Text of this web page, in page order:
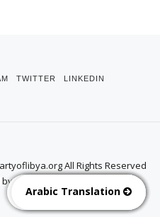
English Translation
Arabic Translation
Arabic Translation
English Translation
English Translation
Arabic Translation
TWITTER LINKEDIN
All Rights Reserved
bygig.expert